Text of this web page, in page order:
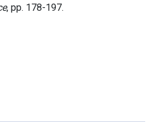
, pp. 178-197.